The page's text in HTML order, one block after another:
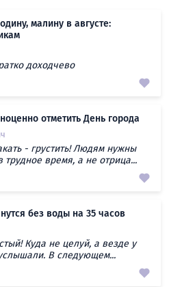
малину в августе:
доходчево
отметить День города
- грустить! Людям нужны
время, а не отрица...
без воды на 35 часов
Куда не целуй, а везде у
В следующем...